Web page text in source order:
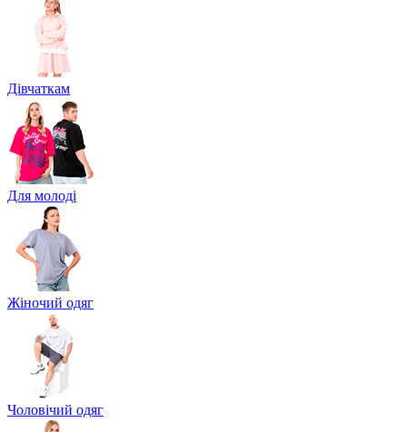
Дівчаткам
Для молоді
Жіночий одяг
Чоловічий одяг